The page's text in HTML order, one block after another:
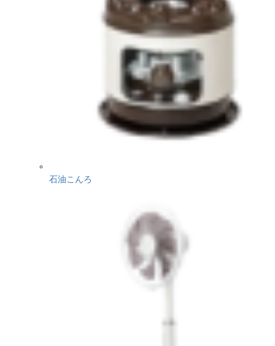
石油こんろ